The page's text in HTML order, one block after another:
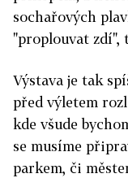
sochařových
"proplouvat zdí",
Výstava je tak
před výletem
kde všude
se musíme
parkem, či